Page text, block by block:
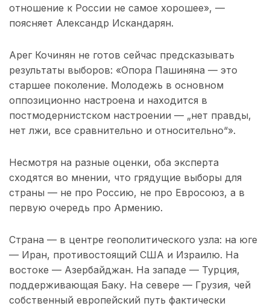
отношение к России не самое хорошее», —
поясняет Александр Искандарян.
Арег Кочинян не готов сейчас предсказывать
результаты выборов: «Опора Пашиняна — это
старшее поколение. Молодежь в основном
оппозиционно настроена и находится в
постмодернистском настроении — „нет правды,
нет лжи, все сравнительно и относительно“».
Несмотря на разные оценки, оба эксперта
сходятся во мнении, что грядущие выборы для
страны — не про Россию, не про Евросоюз, а в
первую очередь про Армению.
Страна — в центре геополитического узла: на юге
— Иран, противостоящий США и Израилю. На
востоке — Азербайджан. На западе — Турция,
поддерживающая Баку. На севере — Грузия, чей
собственный европейский путь фактически